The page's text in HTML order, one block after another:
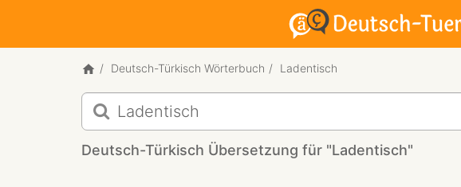
Deutsch-Türkisch Wörterbuch Ladentisch
Deutsch-
Türkisch
Übersetzung
für
Deutsch-Türkisch Übersetzung für "Ladentisch"